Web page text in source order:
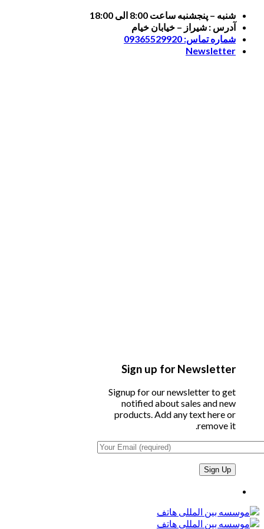
Skip
content
شنبه – پنجشنبه ساعت 8:00 الی 18:00
آدرس : شیراز – خیابان خیام
شماره تماس: 09365529920
Newsletter
Sign up for Newsletter
Signup for our newsletter to get
notified about sales and new
products. Add any text here or
remove it.